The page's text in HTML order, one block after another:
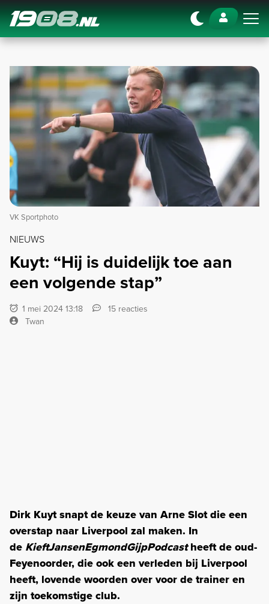
Navigation
VK Sportphoto
NIEUWS
Kuyt: “Hij is duidelijk toe aan
een volgende stap”
1 mei 2024 13:18
15 reacties
Twan
Dirk Kuyt snapt de keuze van Arne Slot die een
overstap naar Liverpool zal maken. In
de KieftJansenEgmondGijpPodcastheeft de oud-
Feyenoorder, die ook een verleden bij Liverpool
heeft, lovende woorden over voor de trainer en
zijn toekomstige club.